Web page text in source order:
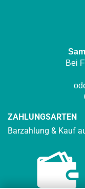
Bei
ZAHLUNGSARTEN
Barzahlung & Kauf